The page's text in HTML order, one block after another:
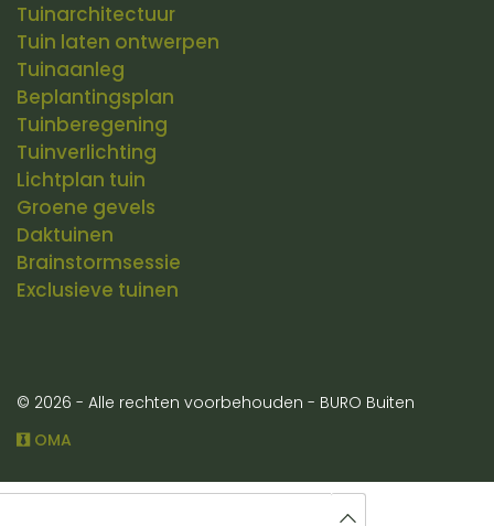
Tuinarchitectuur
Tuin laten ontwerpen
Tuinaanleg
Beplantingsplan
Tuinberegening
Tuinverlichting
Lichtplan tuin
Groene gevels
Daktuinen
Brainstormsessie
Exclusieve tuinen
© 2026 - Alle rechten voorbehouden - BURO Buiten
OMA